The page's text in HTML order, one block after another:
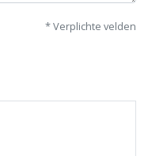
* Verplichte velden